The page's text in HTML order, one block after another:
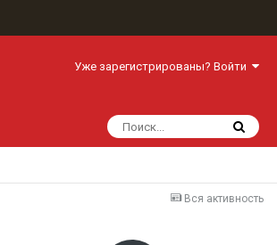
Уже зарегистрированы? Войти
Вся активность